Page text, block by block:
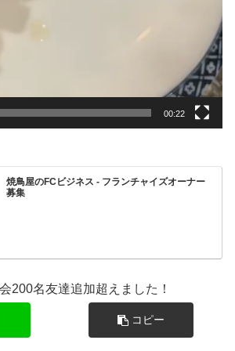
00:22
焼鳥屋のFCビジネス - フランチャイズオーナー
募集
200名友達追加超えました！
コピー